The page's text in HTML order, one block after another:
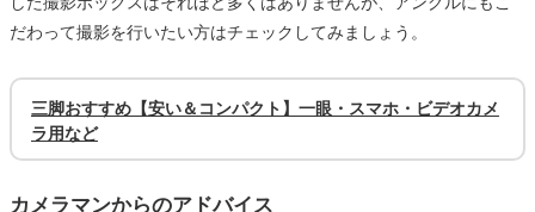
だわって撮影を行いたい方はチェックしてみましょう。
三脚おすすめ【安い＆コンパクト】一眼・スマホ・ビデオカメ
ラ用など
カメラマンからのアドバイス